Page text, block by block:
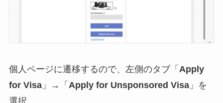
個人ページに遷移するので、左側のタブ「 Apply
for Visa」→「 Apply for Unsponsored Visa」を
選択。